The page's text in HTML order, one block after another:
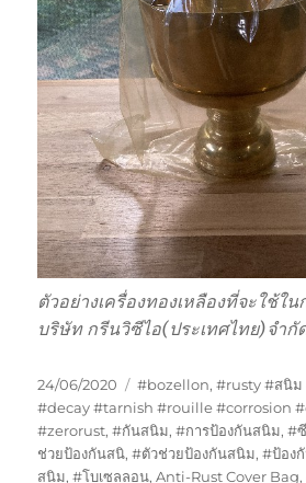
ตัวอย่างเครื่องทองเหลืองที่จะใช้ใน
บริษัท กรีนวิซีไอ(ประเทศไทย)จำกั
Posted
on
24/06/2020 Tags
#bozellon,#rusty #สนิ
#decay #tarnish #rouille #corrosion
#zerorust,#กันสนิม,#การป้องกันสนิม,#
ช่วยป้องกันสนิ,#ตัวช่วยป้องกันสนิม,#ป้อง
สนิม,#โบเซลลอน,Anti-Rust Cover Bag,